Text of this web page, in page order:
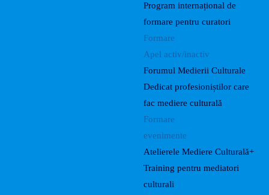
Program internațional de
formare pentru curatori
Formare
Apel activ/inactiv
Forumul Medierii Culturale
Dedicat profesioniștilor care
fac mediere culturală
Formare
evenimente
Atelierele Mediere Culturală+
Training pentru mediatori
culturali